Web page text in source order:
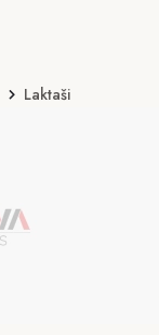
Laktaši